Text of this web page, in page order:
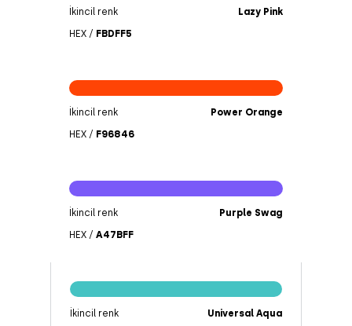
İkincil renk
Lazy Pink
HEX / FBDFF5
İkincil renk
Power Orange
HEX / F96846
İkincil renk
Purple Swag
HEX / A47BFF
İkincil renk
Universal Aqua